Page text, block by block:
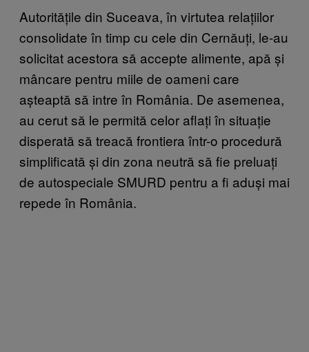
Autoritățile din Suceava, în virtutea relațiilor
consolidate în timp cu cele din Cernăuți, le-au
solicitat acestora să accepte alimente, apă și
mâncare pentru miile de oameni care
așteaptă să intre în România. De asemenea,
au cerut să le permită celor aflați în situație
disperată să treacă frontiera într-o procedură
simplificată și din zona neutră să fie preluați
de autospeciale SMURD pentru a fi aduși mai
repede în România.